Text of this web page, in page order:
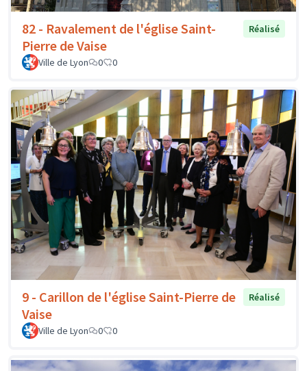
82 - Ravalement de l'église Saint-
Pierre de Vaise
Réalisé
Ville de Lyon 0 0
9 - Carillon de l'église Saint-Pierre de
Vaise
Réalisé
Ville de Lyon 0 0